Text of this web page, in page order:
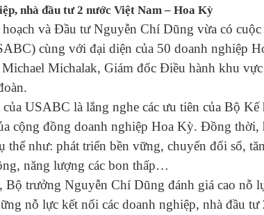
nhà đầu tư 2 nước Việt Nam – Hoa Kỳ
và Đầu tư Nguyễn Chí Dũng vừa có
cùng với đại diện của 50 doanh nghiệp
Michalak, Giám đốc Điều hành khu
USABC là lắng nghe các ưu tiên của Bộ
cộng đồng doanh nghiệp Hoa Kỳ. Đồng thời,
thể như: phát triển bền vững, chuyển đổi số,
năng lượng các bon thấp…
Bộ trưởng Nguyễn Chí Dũng đánh giá cao nỗ
nỗ lực kết nối các doanh nghiệp, nhà đầu